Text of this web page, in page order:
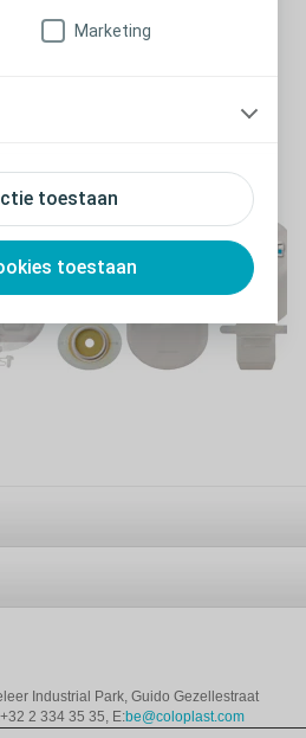
toestaan
toestaan
Marketing
een oplossing voor
Industrial Park, Guido Gezellestraat
2 334 35 35, E:be@coloplast.com